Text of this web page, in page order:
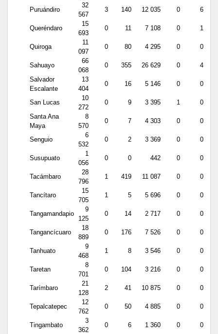
Puruándiro
32
567
3 140 12 035 0 6
Queréndaro
15
693
0 11 7 108 0 1
Quiroga
11
097
0 80 4 295 0 0
Sahuayo
66
068
0 355 26 629 0
4
Salvador
Escalante
13
404
0 16 5 146 0 0
San Lucas
10
272
0 9 3 395 1
0
Santa Ana
Maya
8
570
0 7 4 303 0 0
Senguio
6
532
0 2 3 369 0 0
Susupuato
1
056
0 0 442 0 0
Tacámbaro
28
796
1 419 11 087 0 0
Tancítaro
15
705
1 5 5 696 0 0
Tangamandapio
9
125
0 14 2 717 0 0
Tangancícuaro
18
889
0 176 7 526 0 0
Tanhuato
9
468
1 8 3 546 0 0
Taretan
8
701
0 104 3 216 0 0
Tarímbaro
21
128
2 41 10 875 0 0
Tepalcatepec
12
762
0 50 4 885 0 0
Tingambato
3
362
0 6 1 360 0 0